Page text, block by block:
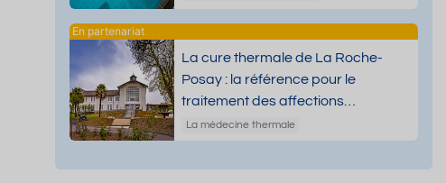
La cure thermale de La Roche-
Posay : la référence pour le
traitement des affections
dermatologiques
La médecine thermale